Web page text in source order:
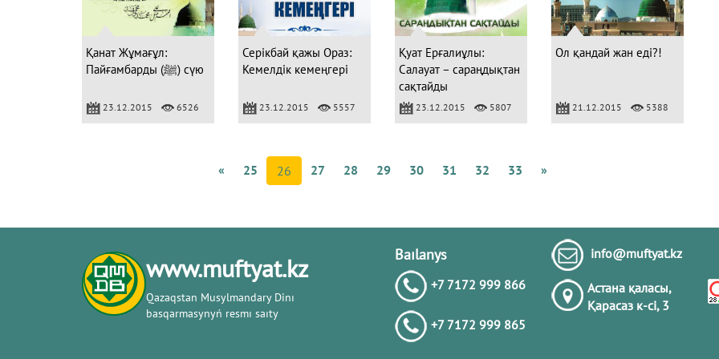
Қанат Жұмағұл:
Пайғамбарды (ﷺ) сүю
23.12.2015 6526
Серікбай қажы Ораз:
Кемелдік кемеңгері
23.12.2015 5557
Қуат Ерғалиұлы:
Салауат – сараңдықтан
сақтайды
23.12.2015 5807
Ол қандай жан еді?!
21.12.2015 5388
« 25 26 27 28 29 30 31 32 33 »
www.muftyat.kz
Qazaqstan Musylmandary Dіnı
basqarmasynyń resmı saıty
Baılanys
+7 7172 999 866
+7 7172 999 865
info@muftyat.kz
Астана қаласы,
Қарасаз к-сi, 3